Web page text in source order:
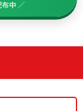
中 ／